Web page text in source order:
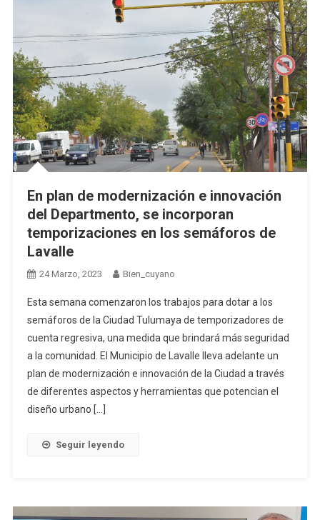
En plan de modernización e innovación
del Departmento, se incorporan
temporizaciones en los semáforos de
Lavalle
24 Marzo, 2023 Bien_cuyano
Esta semana comenzaron los trabajos para dotar a los
semáforos de la Ciudad Tulumaya de temporizadores de
cuenta regresiva, una medida que brindará más seguridad
a la comunidad. El Municipio de Lavalle lleva adelante un
plan de modernización e innovación de la Ciudad a través
de diferentes aspectos y herramientas que potencian el
diseño urbano […]
Seguir leyendo